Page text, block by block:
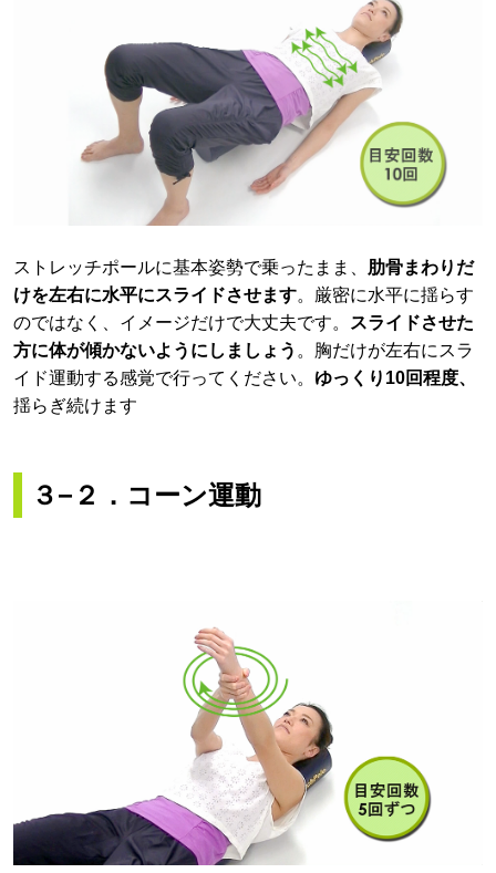
ストレッチポールに基本姿勢で乗ったまま、 肋骨まわりだ
けを左右に水平にスライドさせます。厳密に水平に揺らす
のではなく、イメージだけで大丈夫です。
スライドさせた
方に体が傾かないようにしましょう 。胸だけが左右にスラ
イド運動する感覚で行ってください。 ゆっくり10回程度、
揺らぎ続けます
３−２．コーン運動